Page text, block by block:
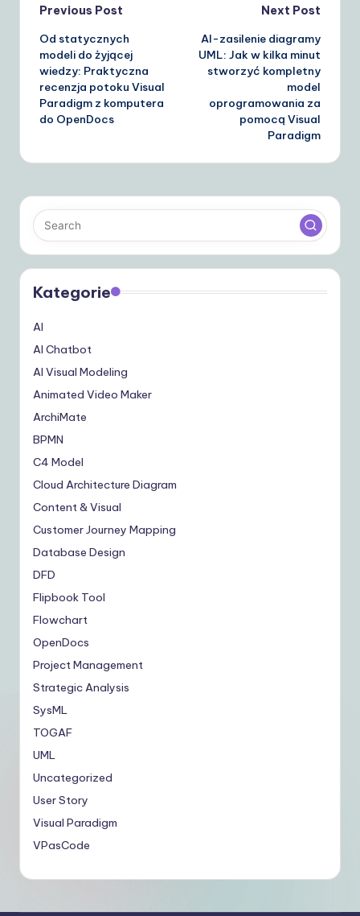
Post
navigation
Previous Post
Od statycznych
modeli do żyjącej
wiedzy: Praktyczna
recenzja potoku Visual
Paradigm z komputera
do OpenDocs
Next Post
AI-zasilenie diagramy
UML: Jak w kilka minut
stworzyć kompletny
model
oprogramowania za
pomocą Visual
Paradigm
Kategorie
AI
AI Chatbot
AI Visual Modeling
Animated Video Maker
ArchiMate
BPMN
C4 Model
Cloud Architecture Diagram
Content & Visual
Customer Journey Mapping
Database Design
DFD
Flipbook Tool
Flowchart
OpenDocs
Project Management
Strategic Analysis
SysML
TOGAF
UML
Uncategorized
User Story
Visual Paradigm
VPasCode